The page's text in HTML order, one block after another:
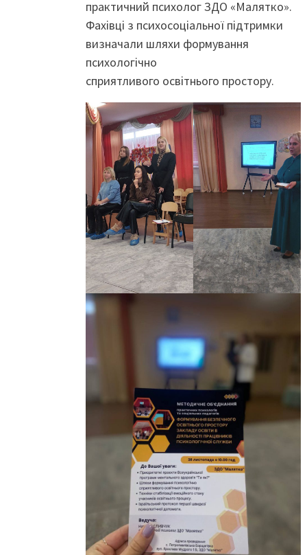
практичний психолог ЗДО «Малятко».
Фахівці з психосоціальної підтримки
визначали шляхи формування
психологічно
сприятливого освітнього простору.